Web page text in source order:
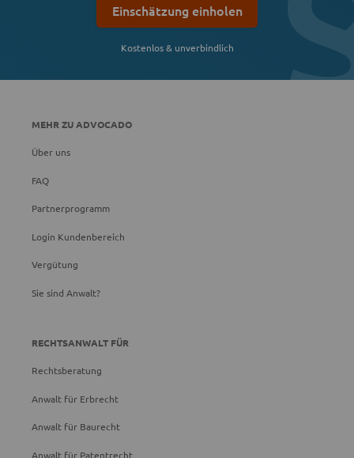
Einschätzung einholen
Kostenlos & unverbindlich
MEHR ZU ADVOCADO
Über uns
FAQ
Partnerprogramm
Login Kundenbereich
Vergütung
Sie sind Anwalt?
RECHTSANWALT FÜR
Rechtsberatung
Anwalt für Erbrecht
Anwalt für Baurecht
Anwalt für Patentrecht